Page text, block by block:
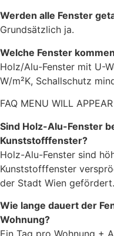
Werden alle Fenster
Grundsätzlich ja.
Welche Fenster
Holz/Alu-Fenster mit U-
W/m²K, Schallschutz
FAQ MENU WILL
Sind Holz-Alu-Fenster
Kunststofffenster?
Holz-Alu-Fenster sind
Kunststofffenster
der Stadt Wien gefördert.
Wie lange dauert der
Wohnung?